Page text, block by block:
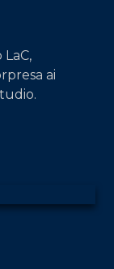
ai